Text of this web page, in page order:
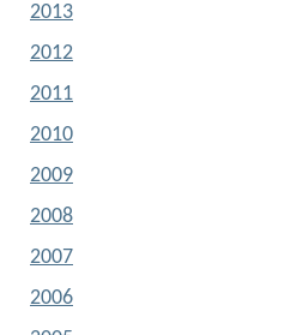
2013
2012
2011
2010
2009
2008
2007
2006